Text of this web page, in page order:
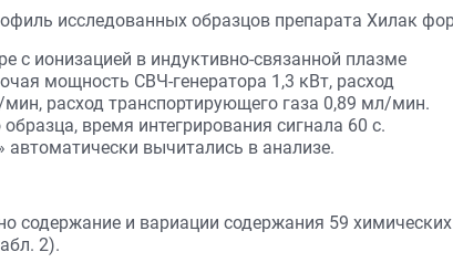
с ионизацией в индуктивно-связанной плазме
мощность СВЧ-генератора 1,3 кВт, расход
расход транспортирующего газа 0,89 мл/мин.
время интегрирования сигнала 60 с.
автоматически вычитались в анализе.
содержание и вариации содержания 59 химических
2).